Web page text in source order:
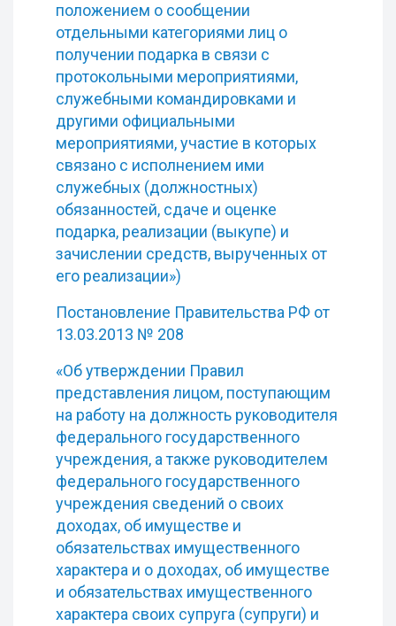
положением о сообщении
отдельными категориями лиц о
получении подарка в связи с
протокольными мероприятиями,
служебными командировками и
другими официальными
мероприятиями, участие в которых
связано с исполнением ими
служебных (должностных)
обязанностей, сдаче и оценке
подарка, реализации (выкупе) и
зачислении средств, вырученных от
его реализации»)
Постановление Правительства РФ от
13.03.2013 № 208
«Об утверждении Правил
представления лицом, поступающим
на работу на должность руководителя
федерального государственного
учреждения, а также руководителем
федерального государственного
учреждения сведений о своих
доходах, об имуществе и
обязательствах имущественного
характера и о доходах, об имуществе
и обязательствах имущественного
характера своих супруга (супруги) и